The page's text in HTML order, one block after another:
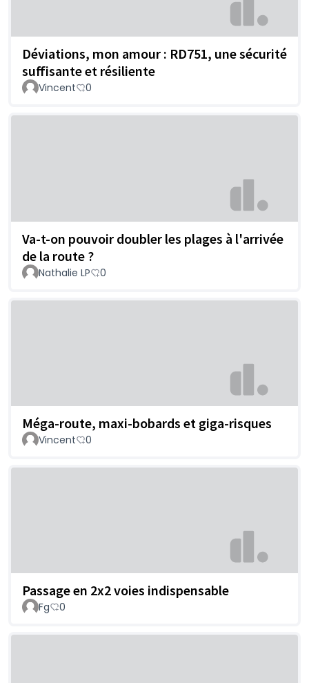
Déviations, mon amour : RD751, une sécurité
suffisante et résiliente
Vincent 0
Va-t-on pouvoir doubler les plages à l'arrivée
de la route ?
Nathalie LP 0
Méga-route, maxi-bobards et giga-risques
Vincent 0
Passage en 2x2 voies indispensable
Fg 0